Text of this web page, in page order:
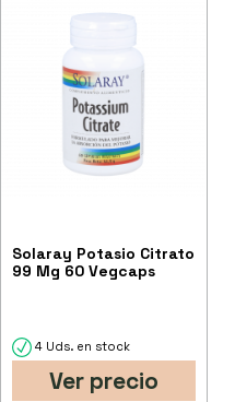
Solaray Potasio Citrato
99 Mg 60 Vegcaps
4 Uds. en stock
Ver precio